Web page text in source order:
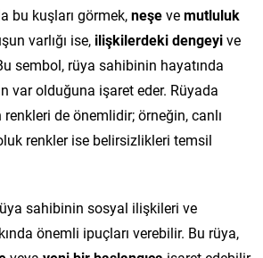
bu kuşları görmek,neşevemutluluk
varlığı ise, ilişkilerdeki dengeyive
sembol, rüya sahibinin hayatında
var olduğuna işaret eder. Rüyada
de önemlidir; örneğin, canlı
renkler ise belirsizlikleri temsil
sahibinin sosyal ilişkileri ve
önemli ipuçları verebilir. Bu rüya,